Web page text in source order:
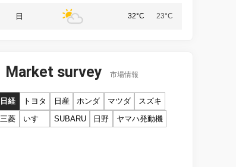
日 32°C 23°C
Market survey 市場情報
日経 トヨタ 日産 ホンダ マツダ
スズキ
三菱
いすゞ SUBARU 日野 ヤマハ発動機